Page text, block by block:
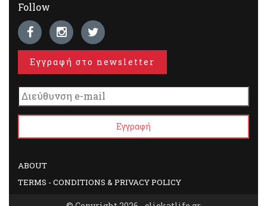
Follow
Εγγραφή στο newsletter
ABOUT
TERMS - CONDITIONS & PRIVACY POLICY